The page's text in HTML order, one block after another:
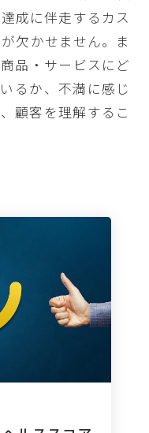
成に伴走するカス
欠かせません。ま
品・サービスにど
るか、不満に感じ
顧客を理解するこ